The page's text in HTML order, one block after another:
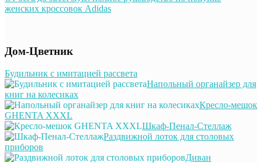
женских кроссовок Adidas
Дом-Цветник
Будильник с имитацией рассвета
Напольный органайзер для
книг на колесиках
Кресло-мешок
GHENTA XXXL
Шкаф-Пенал-Стеллаж
Раздвижной лоток для столовых
приборов
Диван